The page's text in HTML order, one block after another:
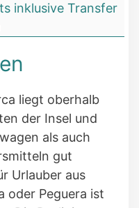
inklusive Transfer
liegt oberhalb
der Insel und
als auch
gut
Urlauber aus
oder Peguera ist